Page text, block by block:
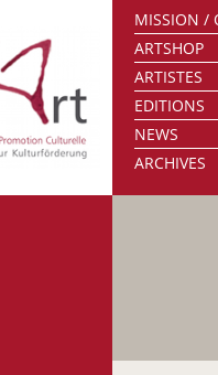
MISSION /
ARTSHOP
ARTISTES
EDITIONS
NEWS
ARCHIVES